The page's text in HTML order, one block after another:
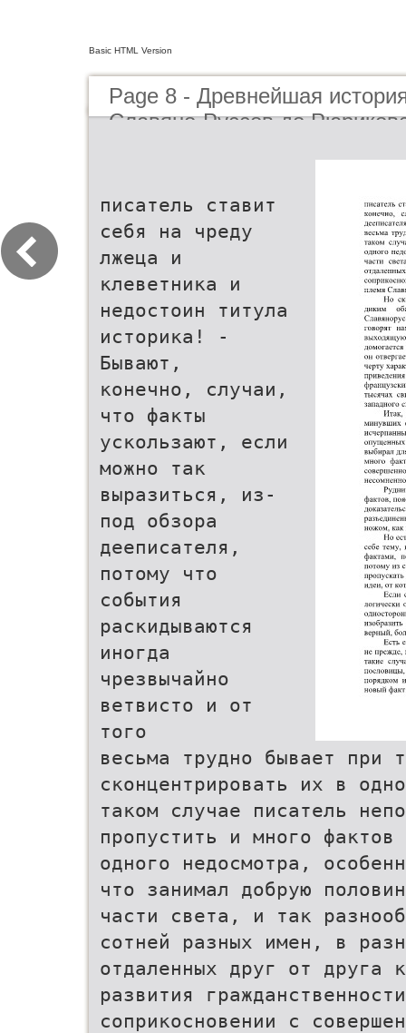
Basic HTML Version
Page 8 - Древнейшая
Славяно-Руссов до
писатель ставит
себя на чреду
лжеца и
клеветника и
недостоин титула
историка! -
Бывают,
конечно, случаи,
что факты
ускользают, если
можно так
выразиться, из-
под обзора
дееписателя,
потому что
события
раскидываются
иногда
чрезвычайно
ветвисто и от
того
весьма трудно бывает при
сконцентрировать их в
таком случае писатель
пропустить и много фактов
одного недосмотра,
что занимал добрую
части света, и так
сотней разных имен, в
отдаленных друг от друга
развития
соприкосновении с